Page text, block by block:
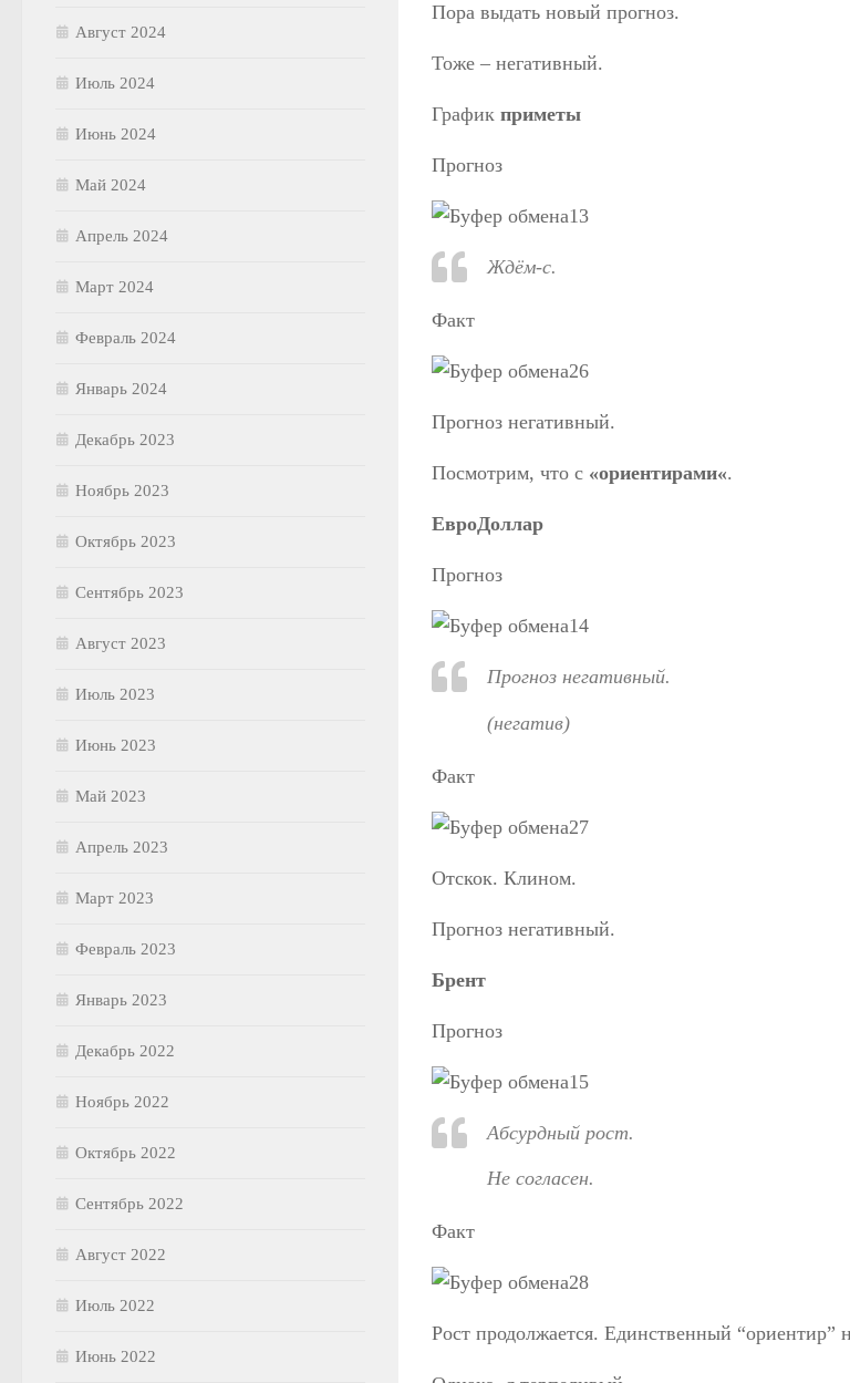
Пора выдать новый прогноз.
Тоже – негативный.
График приметы
Прогноз
Ждём-с.
Факт
Прогноз негативный.
Посмотрим, что с «ориентирами«.
ЕвроДоллар
Прогноз
Прогноз негативный.
(негатив)
Факт
Отскок. Клином.
Прогноз негативный.
Брент
Прогноз
Абсурдный рост.
Не согласен.
Факт
Рост продолжается. Единственный “ориентир”
Август 2024
Июль 2024
Июнь 2024
Май 2024
Апрель 2024
Март 2024
Февраль 2024
Январь 2024
Декабрь 2023
Ноябрь 2023
Октябрь 2023
Сентябрь 2023
Август 2023
Июль 2023
Июнь 2023
Май 2023
Апрель 2023
Март 2023
Февраль 2023
Январь 2023
Декабрь 2022
Ноябрь 2022
Октябрь 2022
Сентябрь 2022
Август 2022
Июль 2022
Июнь 2022